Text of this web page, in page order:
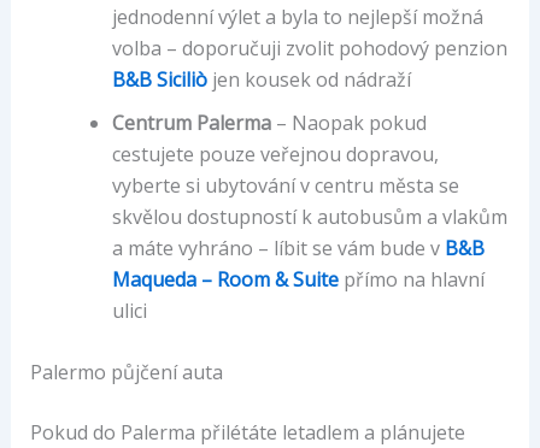
jednodenní výlet a byla to nejlepší možná
volba – doporučuji zvolit pohodový penzion
B&B Siciliòjen kousek od nádraží
Centrum Palerma– Naopak pokud
cestujete pouze veřejnou dopravou,
vyberte si ubytování v centru města se
skvělou dostupností k autobusům a vlakům
a máte vyhráno – líbit se vám bude v B&B
Maqueda – Room & Suitepřímo na hlavní
ulici
Palermo půjčení auta
Pokud do Palerma přilétáte letadlem a plánujete